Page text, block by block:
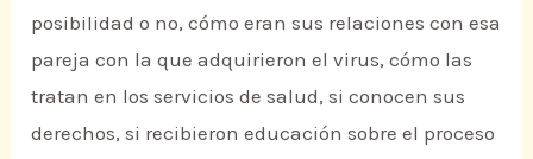
posibilidad o no, cómo eran sus relaciones con esa
pareja con la que adquirieron el virus, cómo las
tratan en los servicios de salud, si conocen sus
derechos, si recibieron educación sobre el proceso